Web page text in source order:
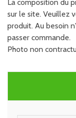
La composition du
sur le site. Veuillez
produit. Au besoin
passer commande.
Photo non